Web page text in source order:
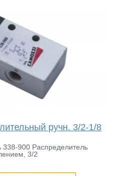
ручн. 3/2-1/8
338-900 Распределитель
3/2